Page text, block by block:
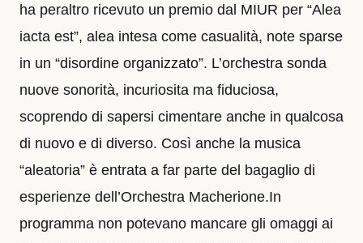
ha peraltro ricevuto un premio dal MIUR per “Alea
iacta est”, alea intesa come casualità, note sparse
in un “disordine organizzato”. L’orchestra sonda
nuove sonorità, incuriosita ma fiduciosa,
scoprendo di sapersi cimentare anche in qualcosa
di nuovo e di diverso. Così anche la musica
“aleatoria” è entrata a far parte del bagaglio di
esperienze dell’Orchestra Macherione.In
programma non potevano mancare gli omaggi ai